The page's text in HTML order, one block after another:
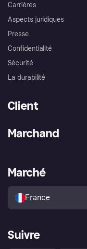
Carrières
Aspects juridiques
Presse
Confidentialité
Sécurité
La durabilité
Client
Explorez les magasins
Politique de protection de
l’acheteur Klarna
Marchand
Portail Marchand
Marché
France
Suivre